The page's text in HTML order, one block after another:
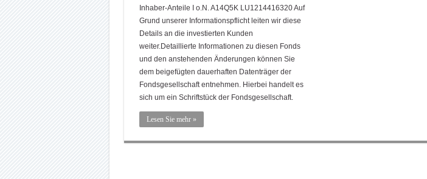
Inhaber-Anteile I o.N. A14Q5K LU1214416320 Auf
Grund unserer Informationspflicht leiten wir diese
Details an die investierten Kunden
weiter.Detaillierte Informationen zu diesen Fonds
und den anstehenden Änderungen können Sie
dem beigefügten dauerhaften Datenträger der
Fondsgesellschaft entnehmen. Hierbei handelt es
sich um ein Schriftstück der Fondsgesellschaft.
Lesen Sie mehr »